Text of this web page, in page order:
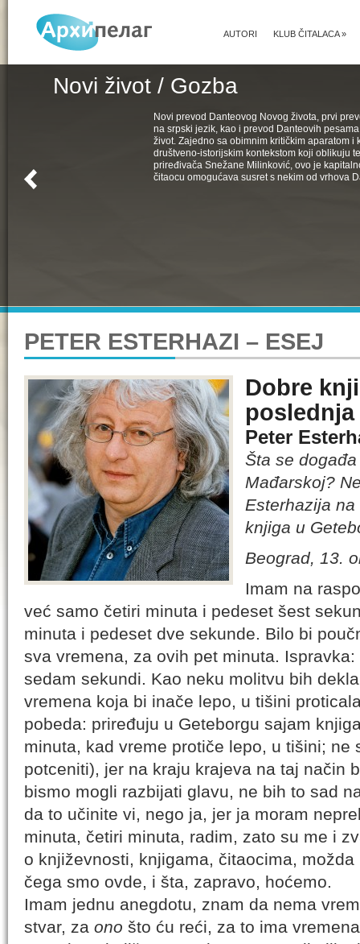
KLUB ČITALACA»
AUTORI
Novi život / Gozba
Novi prevod Danteovog Novog života, prvi
na srpski jezik, kao i prevod Danteovih
život. Zajedno sa obimnim kritičkim aparatom i
društveno-istorijskim kontekstom koji oblikuju
priređivača Snežane Milinković, ovo je
čitaocu omogućava susret s nekim od vrhova
PETER ESTERHAZI – ESEJ
Dobre
poslednja
Peter
Šta se
Mađarskoj?
Esterhazija
knjiga u
Beograd, 13.
Imam na
već samo četiri minuta i pedeset šest
minuta i pedeset dve sekunde. Bilo bi
sva vremena, za ovih pet minuta.
sedam sekundi. Kao neku molitvu bih
vremena koja bi inače lepo, u tišini
pobeda: priređuju u Geteborgu sajam
minuta, kad vreme protiče lepo, u tišini; ne
potceniti), jer na kraju krajeva na taj način
bismo mogli razbijati glavu, ne bih to sad
da to učinite vi, nego ja, jer ja moram
minuta, četiri minuta, radim, zato su me i
o književnosti, knjigama, čitaocima,
čega smo ovde, i šta, zapravo, hoćemo.
Imam jednu anegdotu, znam da nema
stvar, za ono što ću reći, za to ima